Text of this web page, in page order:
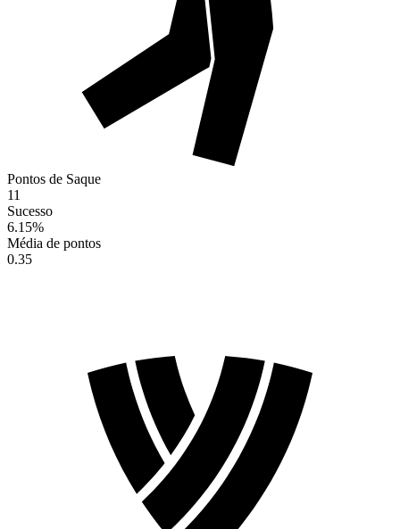
Pontos de Saque
11
Sucesso
6.15%
Média de pontos
0.35